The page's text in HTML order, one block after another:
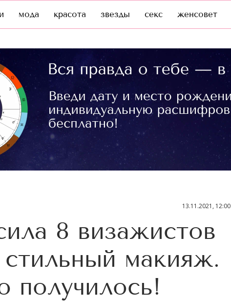
мода красота звезды секс женсовет
13.11.2021, 12:00
8 визажистов
стильный макияж.
получилось!